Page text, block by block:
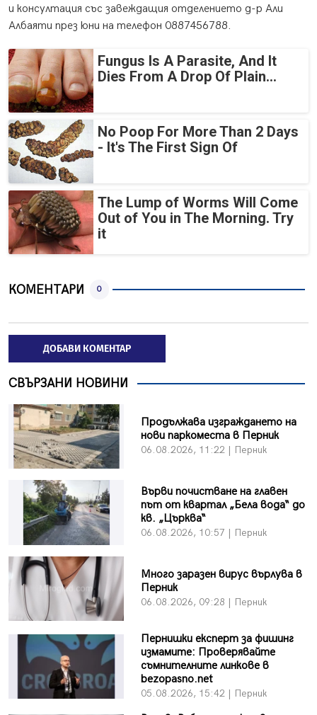
и консултация със завеждащия отделението д-р Али
Албаяти през юни на телефон 0887456788.
Fungus Is A Parasite, And It
Dies From A Drop Of Plain...
No Poop For More Than 2 Days
- It's The First Sign Of
The Lump of Worms Will Come
Out of You in The Morning. Try
it
КОМЕНТАРИ 0
ДОБАВИ КОМЕНТАР
СВЪРЗАНИ НОВИНИ
Продължава изграждането на
нови паркоместа в Перник
06.08.2026, 11:22 | Перник
Върви почистване на главен
път от квартал „Бела вода“ до
кв. „Църква“
06.08.2026, 10:57 | Перник
Много заразен вирус върлува в
Перник
06.08.2026, 09:28 | Перник
Пернишки експерт за фишинг
измамите: Проверявайте
съмнителните линкове в
bezopasno.net
05.08.2026, 15:42 | Перник